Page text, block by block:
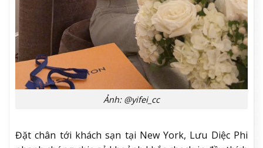
Ảnh: @yifei_cc
Đặt chân tới khách sạn tại New York, Lưu Diệc Phi